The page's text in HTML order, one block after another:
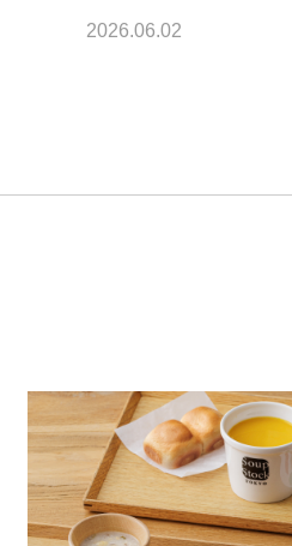
2026.06.02